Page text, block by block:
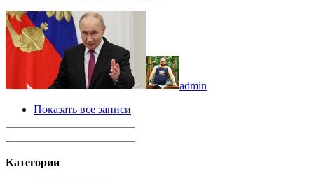
admin
Показать все записи
Категории